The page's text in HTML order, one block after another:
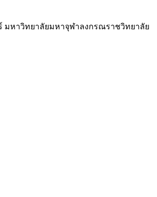
หาวิทยาลัยมหาจุฬาลงกรณราชวิทยาลัย